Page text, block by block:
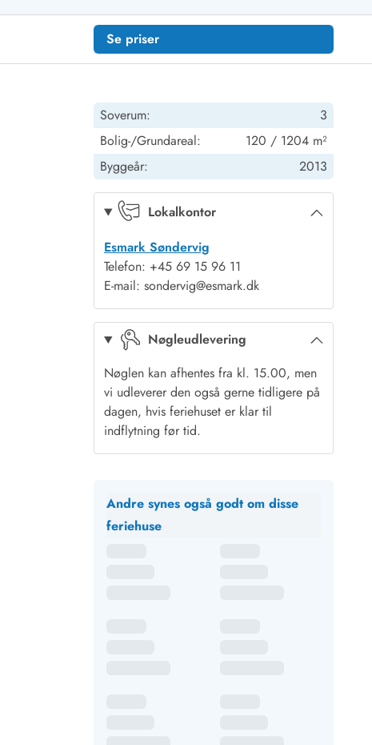
Se priser
Soverum:
3
Bolig-/Grundareal:
120 / 1204 m²
Byggeår:
2013
Lokalkontor
Esmark Søndervig
Telefon: +45 69 15 96 11
E-mail: sondervig@esmark.dk
Nøgleudlevering
Nøglen kan afhentes fra kl. 15.00, men
vi udleverer den også gerne tidligere på
dagen, hvis feriehuset er klar til
indflytning før tid.
Andre synes også godt om disse
feriehuse